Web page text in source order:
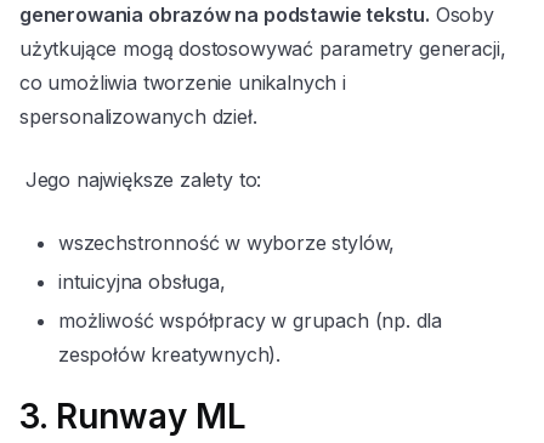
generowania obrazów na podstawie tekstu. Osoby
użytkujące mogą dostosowywać parametry generacji,
co umożliwia tworzenie unikalnych i
spersonalizowanych dzieł.
Jego największe zalety to:
wszechstronność w wyborze stylów,
intuicyjna obsługa,
możliwość współpracy w grupach (np. dla
zespołów kreatywnych).
3. Runway ML